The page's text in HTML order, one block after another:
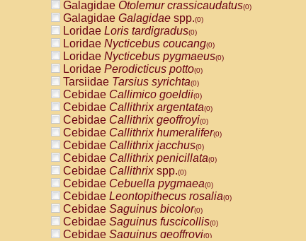
Galagidae Otolemur crassicaudatus(0)
Galagidae Galagidae spp.(0)
Loridae Loris tardigradus(0)
Loridae Nycticebus coucang(0)
Loridae Nycticebus pygmaeus(0)
Loridae Perodicticus potto(0)
Tarsiidae Tarsius syrichta(0)
Cebidae Callimico goeldii(0)
Cebidae Callithrix argentata(0)
Cebidae Callithrix geoffroyi(0)
Cebidae Callithrix humeralifer(0)
Cebidae Callithrix jacchus(0)
Cebidae Callithrix penicillata(0)
Cebidae Callithrixspp.(0)
Cebidae Cebuella pygmaea(0)
Cebidae Leontopithecus rosalia(0)
Cebidae Saguinus bicolor(0)
Cebidae Saguinus fuscicollis(0)
Cebidae Saguinus geoffroyi(0)